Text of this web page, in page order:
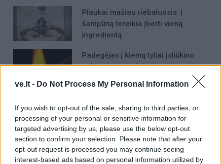
ve.lt - Do Not Process My Personal Information
If you wish to opt-out of the sale, sharing to third parties, or
processing of your personal or sensitive information for
targeted advertising by us, please use the below opt-out
section to confirm your selection. Please note that after your
opt-out request is processed you may continue seeing
interest-based ads based on personal information utilized by
Plaukai mažiau riebaluosis: į
šampūną tereikia įberti vieną
ingredientą
Padegėjas į kiemą tyliai įsliūkino
naktį: tamsą nušvietė pastatą
ženklų: gali būti lengviau nutraukti
tai, kas nebeveikia